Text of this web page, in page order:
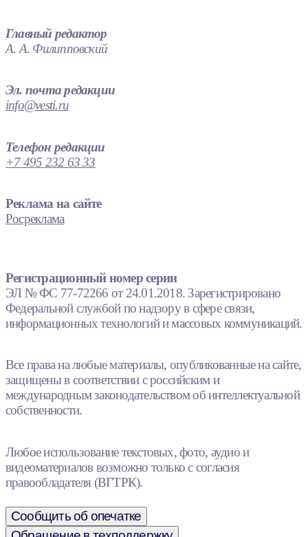
Главный редактор
А. А. Филипповский
Эл. почта редакции
info@vesti.ru
Телефон редакции
+7 495 232 63 33
Реклама на сайте
Росреклама
Регистрационный номер серии
ЭЛ № ФС 77-72266 от 24.01.2018. Зарегистрировано
Федеральной службой по надзору в сфере связи,
информационных технологий и массовых коммуникаций.
Все права на любые материалы, опубликованные на сайте,
защищены в соответствии с российским и
международным законодательством об интеллектуальной
собственности.
Любое использование текстовых, фото, аудио и
видеоматериалов возможно только с согласия
правообладателя (ВГТРК).
Сообщить об опечатке